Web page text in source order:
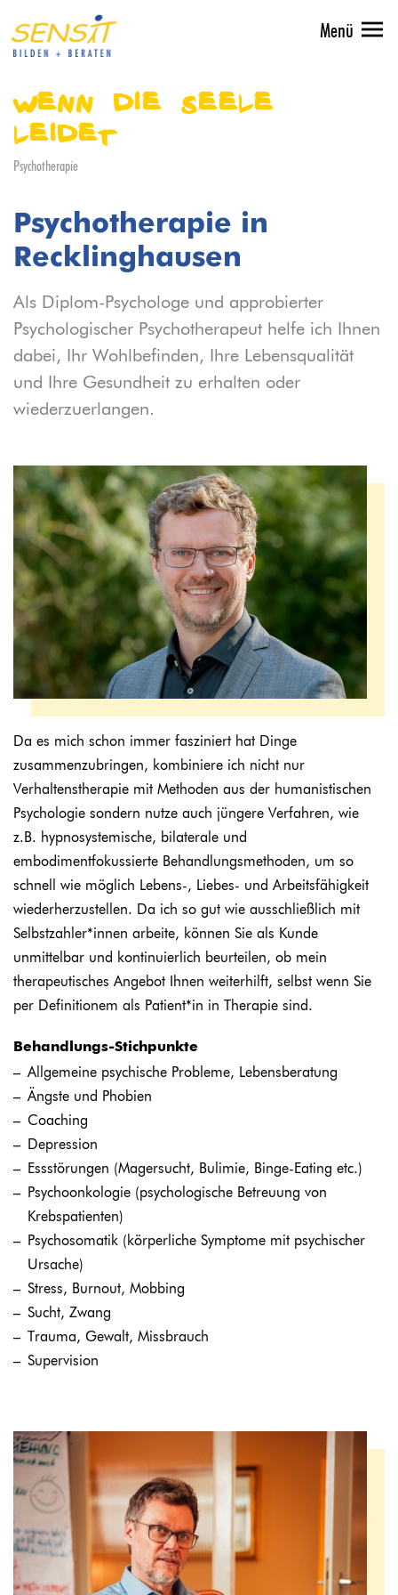
Menü
Wenn die Seele
leidet
Psychotherapie
Psychotherapie in
Recklinghausen
Als Diplom-Psychologe und approbierter
Psychologischer Psychotherapeut helfe ich Ihnen
dabei, Ihr Wohlbefinden, Ihre Lebensqualität
und Ihre Gesundheit zu erhalten oder
wiederzuerlangen.
Da es mich schon immer fasziniert hat Dinge
zusammenzubringen, kombiniere ich nicht nur
Verhaltenstherapie mit Methoden aus der humanistischen
Psychologie sondern nutze auch jüngere Verfahren, wie
z.B. hypnosystemische, bilaterale und
embodimentfokussierte Behandlungsmethoden, um so
schnell wie möglich Lebens-, Liebes- und Arbeitsfähigkeit
wiederherzustellen. Da ich so gut wie ausschließlich mit
Selbstzahler*innen arbeite, können Sie als Kunde
unmittelbar und kontinuierlich beurteilen, ob mein
therapeutisches Angebot Ihnen weiterhilft, selbst wenn Sie
per Definitionem als Patient*in in Therapie sind.
Behandlungs-Stichpunkte
Allgemeine psychische Probleme, Lebensberatung
Ängste und Phobien
Coaching
Depression
Essstörungen (Magersucht, Bulimie, Binge-Eating etc.)
Psychoonkologie (psychologische Betreuung von
Krebspatienten)
Psychosomatik (körperliche Symptome mit psychischer
Ursache)
Stress, Burnout, Mobbing
Sucht, Zwang
Trauma, Gewalt, Missbrauch
Supervision